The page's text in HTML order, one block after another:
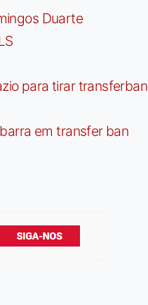
Duarte
para tirar
em transfer ban